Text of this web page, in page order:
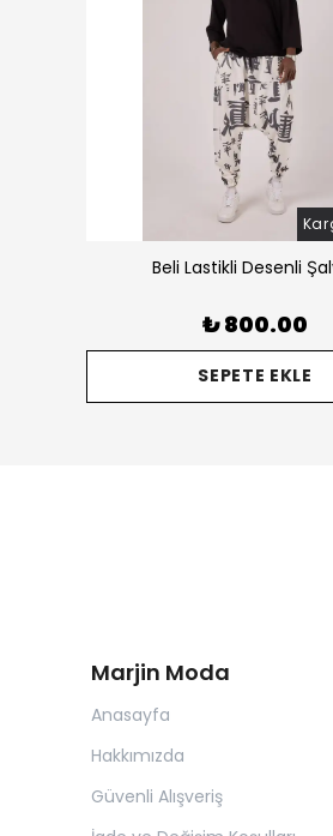
Beli Lastikli Desenli
₺ 800.00
SEPETE EKLE
Marjin Moda
Anasayfa
Hakkımızda
Güvenli Alışveriş